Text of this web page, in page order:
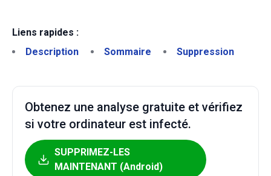
Liens rapides :
Description
Sommaire Suppression
Obtenez une analyse gratuite et vérifiez
si votre ordinateur est infecté.
SUPPRIMEZ-LES
MAINTENANT (Android)